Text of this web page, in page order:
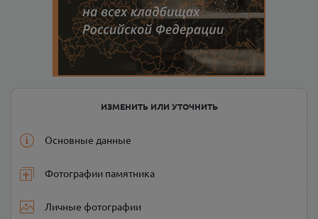
ИЗМЕНИТЬ ИЛИ УТОЧНИТЬ
Основные данные
Фотографии памятника
Личные фотографии